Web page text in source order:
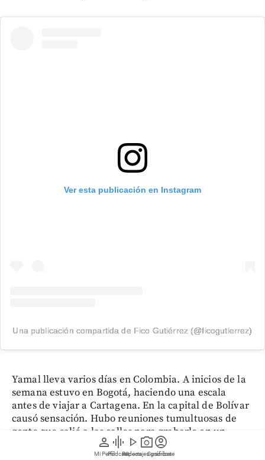
person
Mi Perfil
graphic_eq
Pódcast
play_arrow
Videos
photo_camera
Reportajes gráficos
account_circle
Suscríbete
Ver esta publicación en Instagram
Una publicación compartida de Fico Gutiérrez (@ficogutierrez)
Yamal lleva varios días en Colombia. A inicios de la
semana estuvo en Bogotá, haciendo una escala
antes de viajar a Cartagena. En la capital de Bolívar
causó sensación. Hubo reuniones tumultuosas de
gente que salió a las calles para grabarlo en un
video e intentar tomarse una foto. También hubo